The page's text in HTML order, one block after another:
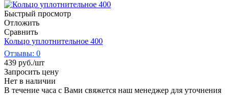
Быстрый просмотр
Отложить
Сравнить
Кольцо уплотнительное 400
Отзывы: 0
439 руб./шт
Запросить цену
Нет в наличии
В течение часа с Вами свяжется наш менеджер для уточнения